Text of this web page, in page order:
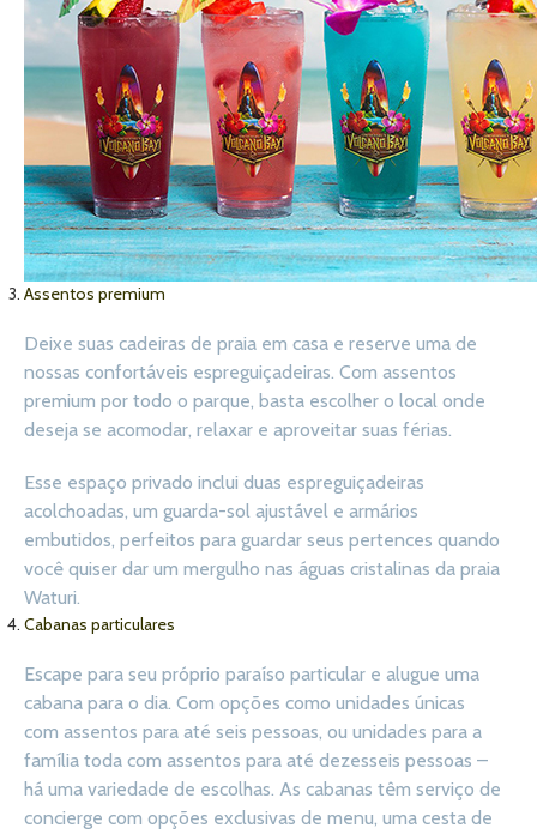
Assentos premium
Deixe suas cadeiras de praia em casa e reserve uma de
nossas confortáveis espreguiçadeiras. Com assentos
premium por todo o parque, basta escolher o local onde
deseja se acomodar, relaxar e aproveitar suas férias.
Esse espaço privado inclui duas espreguiçadeiras
acolchoadas, um guarda-sol ajustável e armários
embutidos, perfeitos para guardar seus pertences quando
você quiser dar um mergulho nas águas cristalinas da praia
Waturi.
Cabanas particulares
Escape para seu próprio paraíso particular e alugue uma
cabana para o dia. Com opções como unidades únicas
com assentos para até seis pessoas, ou unidades para a
família toda com assentos para até dezesseis pessoas –
há uma variedade de escolhas. As cabanas têm serviço de
concierge com opções exclusivas de menu, uma cesta de